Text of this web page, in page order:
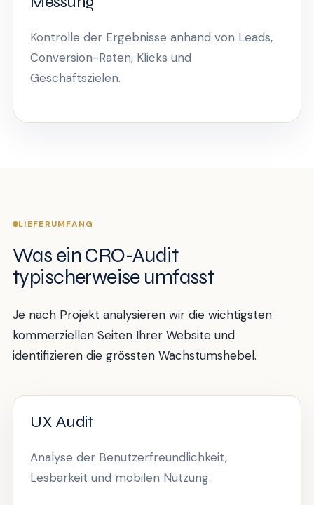
Kontrolle der Ergebnisse anhand von Leads,
Conversion-Raten, Klicks und
Geschäftszielen.
LIEFERUMFANG
Was ein CRO-Audit
typischerweise umfasst
Je nach Projekt analysieren wir die wichtigsten
kommerziellen Seiten Ihrer Website und
identifizieren die grössten Wachstumshebel.
UX Audit
Analyse der Benutzerfreundlichkeit,
Lesbarkeit und mobilen Nutzung.